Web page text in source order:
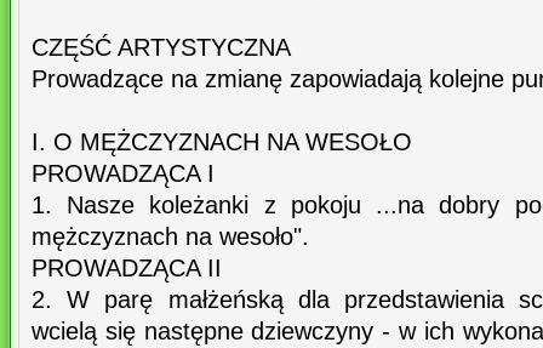
CZĘŚĆ ARTYSTYCZNA
Prowadzące na zmianę zapowiadają kolejne
I. O MĘŻCZYZNACH NA WESOŁO
PROWADZĄCA I
1. Nasze koleżanki z pokoju ...na dobry
mężczyznach na wesoło".
PROWADZĄCA II
2. W parę małżeńską dla przedstawienia
wcielą się następne dziewczyny - w ich